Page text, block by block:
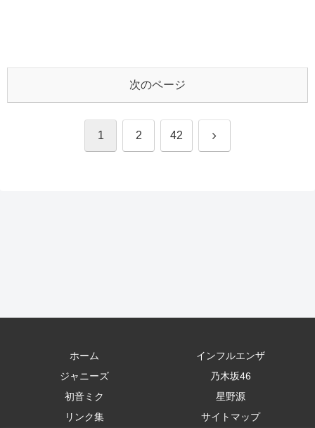
次のページ
1 2 42 次
ホーム
インフルエンザ
ジャニーズ
乃木坂46
初音ミク
星野源
リンク集
サイトマップ